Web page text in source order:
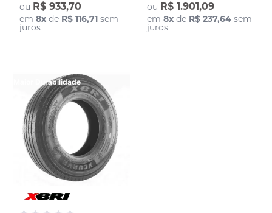
ou R$ 933,70
em8x de R$ 116,71 sem
juros
ou R$ 1.901,09
em 8xde R$ 237,64sem
juros
Maior Durabilidade